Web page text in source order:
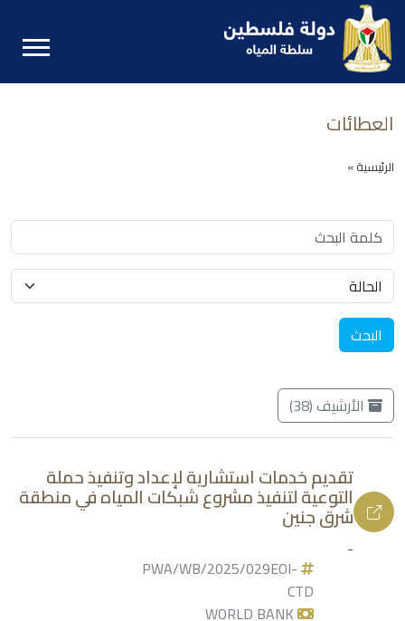
العطائات
الرئيسية »
البحث
الأرشيف (38)
تقديم خدمات استشارية لإعداد وتنفيذ حملة
التوعية لتنفيذ مشروع شبكات المياه في منطقة
شرق جنين
-
PWA/WB/2025/029EOI-
CTD